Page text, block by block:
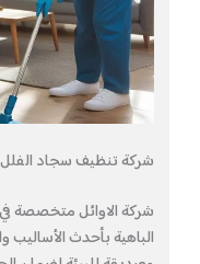
شركة تنظيف سجاد الفلل
شركة الاوائل متخصصة
الباهية بأحدث الأساليب